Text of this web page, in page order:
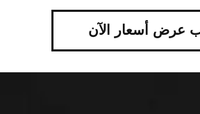
عرض أسعار الآن